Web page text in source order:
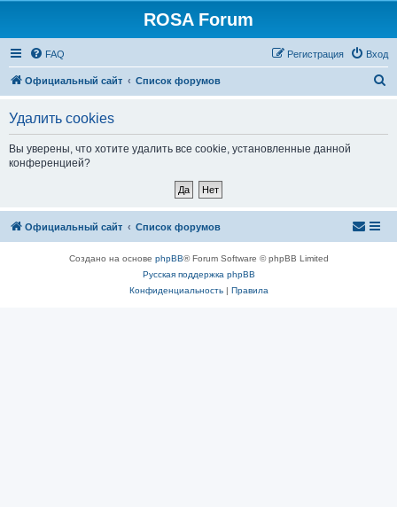
ROSA Forum
FAQ Вход
Регистрация
Официальный сайт Список форумов
Удалить cookies
Вы уверены, что хотите удалить все cookie, установленные данной
конференцией?
Официальный сайт Список форумов
Создано на основе phpBB® Forum Software © phpBB Limited
Русская поддержка phpBB
Конфиденциальность| Правила